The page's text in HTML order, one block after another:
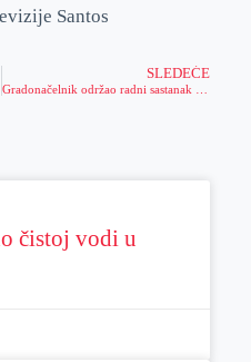
Santos
SLEDEĆE
čistoj vodi u